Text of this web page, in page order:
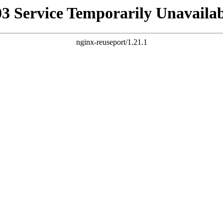
Service Temporarily
nginx-reuseport/1.21.1